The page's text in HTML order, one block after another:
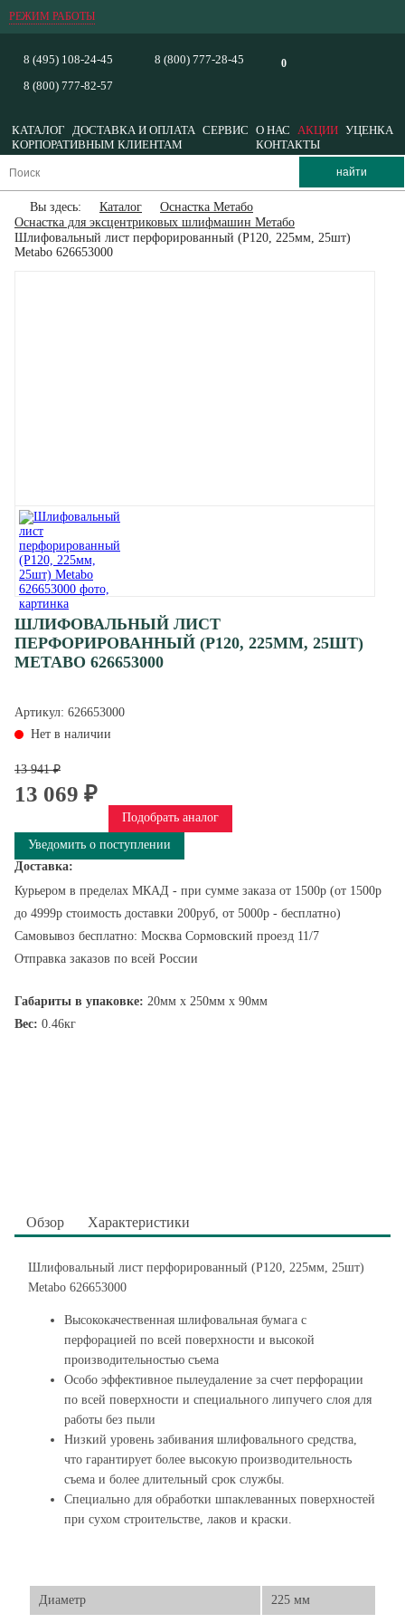
РЕЖИМ РАБОТЫ
0
8 (495) 108-24-45
8 (800) 777-82-57
8 (800) 777-28-45
КАТАЛОГ ДОСТАВКА И ОПЛАТА СЕРВИС О НАС АКЦИИ УЦЕНКА
КОРПОРАТИВНЫМ КЛИЕНТАМ
КОНТАКТЫ
Вы здесь: Каталог
Оснастка Метабо
Оснастка для эксцентриковых шлифмашин Метабо
Шлифовальный лист перфорированный (P120, 225мм, 25шт)
Metabo 626653000
ШЛИФОВАЛЬНЫЙ ЛИСТ
ПЕРФОРИРОВАННЫЙ (P120, 225ММ, 25ШТ)
METABO 626653000
Артикул: 626653000
Нет в наличии
13 941 ₽
13 069 ₽
Подобрать аналог
Уведомить о поступлении
Доставка:
Курьером в пределах МКАД - при сумме заказа от 1500р (от 1500р
до 4999р стоимость доставки 200руб, от 5000р - бесплатно)
Самовывоз бесплатно: Москва Сормовский проезд 11/7
Отправка заказов по всей России
Габариты в упаковке: 20мм x 250мм x 90мм
Вес: 0.46кг
Обзор Характеристики
Шлифовальный лист перфорированный (P120, 225мм, 25шт)
Metabo 626653000
Высококачественная шлифовальная бумага с
перфорацией по всей поверхности и высокой
производительностью съема
Особо эффективное пылеудаление за счет перфорации
по всей поверхности и специального липучего слоя для
работы без пыли
Низкий уровень забивания шлифовального средства,
что гарантирует более высокую производительность
съема и более длительный срок службы.
Специально для обработки шпаклеванных поверхностей
при сухом строительстве, лаков и краски.
Диаметр 225 мм